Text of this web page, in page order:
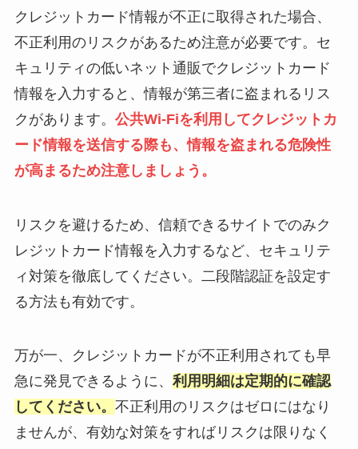
クレジットカード情報が不正に取得された場合、
不正利用のリスクがあるため注意が必要です。セ
キュリティの低いネット通販でクレジットカード
情報を入力すると、情報が第三者に盗まれるリス
クがあります。 公共Wi-Fiを利用してクレジットカ
ード情報を送信する際も、情報を盗まれる危険性
が高まるため注意しましょう。
リスクを避けるため、信頼できるサイトでのみク
レジットカード情報を入力するなど、セキュリテ
ィ対策を徹底してください。二段階認証を設定す
る方法も有効です。
万が一、クレジットカードが不正利用されても早
急に発見できるように、 利用明細は定期的に確認
してください。 不正利用のリスクはゼロにはなり
ませんが、有効な対策をすればリスクは限りなく